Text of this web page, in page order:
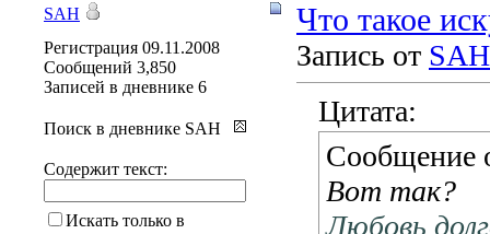
Что такое
Запись от SAH
Цитата:
Сообщение
Вот так?
Любовь
SAH
Регистрация 09.11.2008
Сообщений 3,850
Записей в дневнике 6
Поиск в дневнике SAH
Содержит текст:
Искать только в